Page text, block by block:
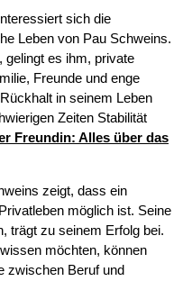
sich die
Leben von Pau Schweins.
gelingt es ihm, private
Freunde und enge
in seinem Leben
Zeiten Stabilität
Freundin: Alles über das
zeigt, dass ein
möglich ist. Seine
trägt zu seinem Erfolg bei.
möchten, können
zwischen Beruf und